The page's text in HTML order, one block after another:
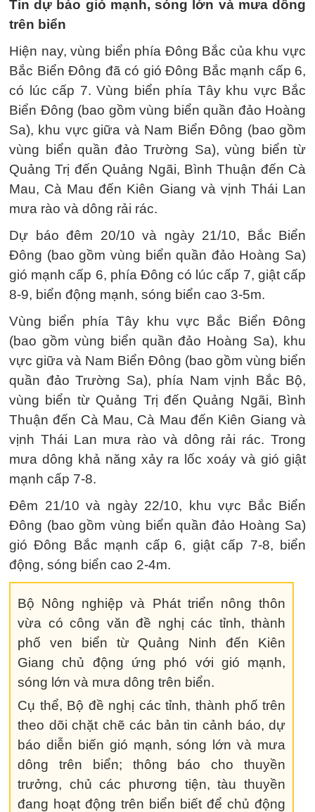
Tin dự báo gió mạnh, sóng lớn và mưa dông
trên biển
Hiện nay, vùng biển phía Đông Bắc của khu vực
Bắc Biển Đông đã có gió Đông Bắc mạnh cấp 6,
có lúc cấp 7. Vùng biển phía Tây khu vực Bắc
Biển Đông (bao gồm vùng biển quần đảo Hoàng
Sa), khu vực giữa và Nam Biển Đông (bao gồm
vùng biển quần đảo Trường Sa), vùng biển từ
Quảng Trị đến Quảng Ngãi, Bình Thuận đến Cà
Mau, Cà Mau đến Kiên Giang và vịnh Thái Lan
mưa rào và dông rải rác.
Dự báo đêm 20/10 và ngày 21/10, Bắc Biển
Đông (bao gồm vùng biển quần đảo Hoàng Sa)
gió mạnh cấp 6, phía Đông có lúc cấp 7, giật cấp
8-9, biển động mạnh, sóng biển cao 3-5m.
Vùng biển phía Tây khu vực Bắc Biển Đông
(bao gồm vùng biển quần đảo Hoàng Sa), khu
vực giữa và Nam Biển Đông (bao gồm vùng biển
quần đảo Trường Sa), phía Nam vịnh Bắc Bộ,
vùng biển từ Quảng Trị đến Quảng Ngãi, Bình
Thuận đến Cà Mau, Cà Mau đến Kiên Giang và
vịnh Thái Lan mưa rào và dông rải rác. Trong
mưa dông khả năng xảy ra lốc xoáy và gió giật
mạnh cấp 7-8.
Đêm 21/10 và ngày 22/10, khu vực Bắc Biển
Đông (bao gồm vùng biển quần đảo Hoàng Sa)
gió Đông Bắc mạnh cấp 6, giật cấp 7-8, biển
động, sóng biển cao 2-4m.
Bộ Nông nghiệp và Phát triển nông thôn
vừa có công văn đề nghị các tỉnh, thành
phố ven biển từ Quảng Ninh đến Kiên
Giang chủ động ứng phó với gió mạnh,
sóng lớn và mưa dông trên biển.
Cụ thể, Bộ đề nghị các tỉnh, thành phố trên
theo dõi chặt chẽ các bản tin cảnh báo, dự
báo diễn biến gió mạnh, sóng lớn và mưa
dông trên biển; thông báo cho thuyền
trưởng, chủ các phương tiện, tàu thuyền
đang hoạt động trên biển biết để chủ động